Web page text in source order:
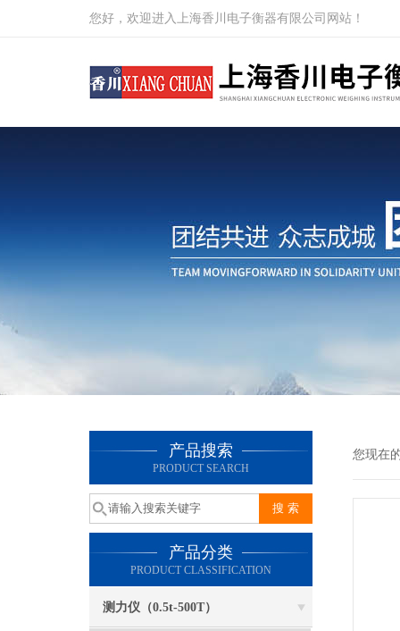
您好，欢迎进入上海香川电子衡器有限公司网站！
产品搜索
PRODUCT SEARCH
产品分类
PRODUCT CLASSIFICATION
测力仪（0.5t-500T）
您现在